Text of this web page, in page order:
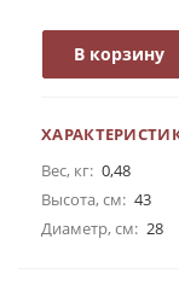
В корзину
Вес, кг: 0,48
Высота, см: 43
Диаметр, см: 28